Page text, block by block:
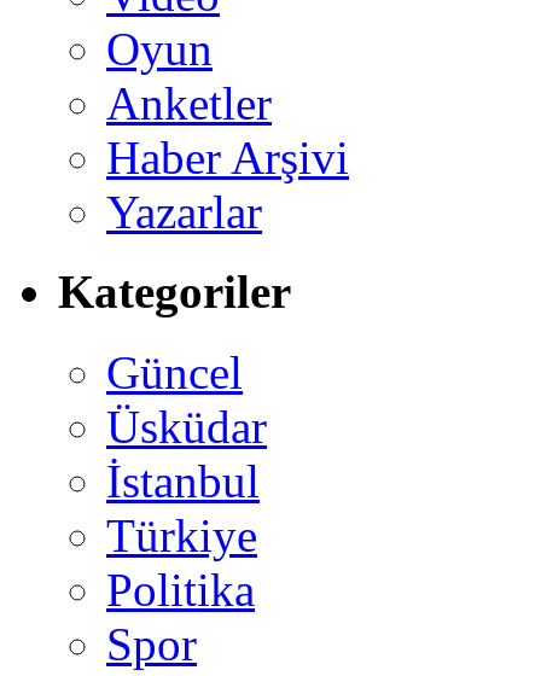
Oyun
Anketler
Haber Arşivi
Yazarlar
Kategoriler
Güncel
Üsküdar
İstanbul
Türkiye
Politika
Spor